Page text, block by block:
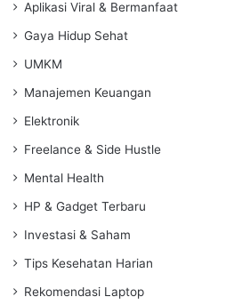
Aplikasi Viral & Bermanfaat
Gaya Hidup Sehat
UMKM
Manajemen Keuangan
Elektronik
Freelance & Side Hustle
Mental Health
HP & Gadget Terbaru
Investasi & Saham
Tips Kesehatan Harian
Rekomendasi Laptop